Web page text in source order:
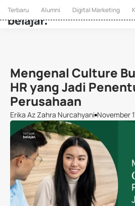
Terbaru Alumni Digital Marketing
Mengenal Culture
HR yang Jadi
Perusahaan
Erika Az Zahra Nurcahyani November